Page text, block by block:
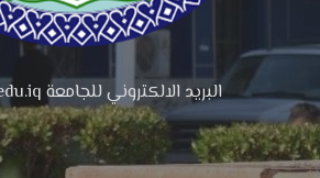
البريد الالكتروني للجامعة info@qu.edu.iq